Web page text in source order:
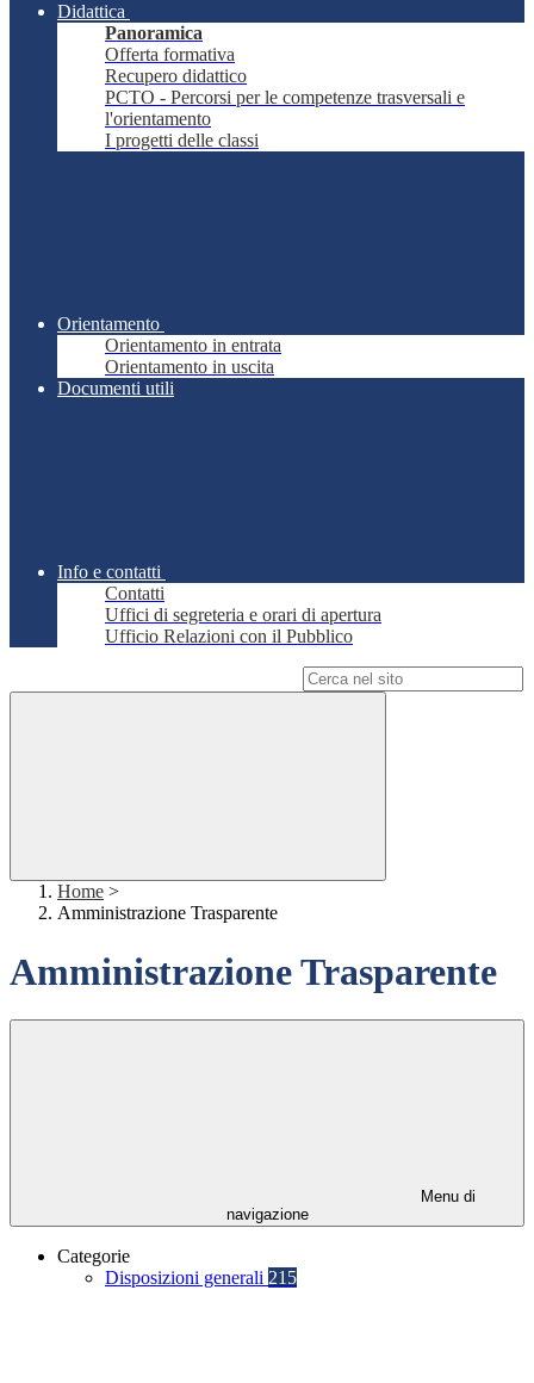
Didattica
Panoramica
Offerta formativa
Recupero didattico
PCTO - Percorsi per le competenze trasversali e
l'orientamento
I progetti delle classi
Orientamento
Orientamento in entrata
Orientamento in uscita
Documenti utili
Info e contatti
Contatti
Uffici di segreteria e orari di apertura
Ufficio Relazioni con il Pubblico
Home >
Amministrazione Trasparente
Amministrazione Trasparente
Menu di
navigazione
Categorie
Disposizioni generali 215